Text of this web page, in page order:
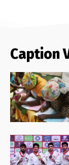
Caption